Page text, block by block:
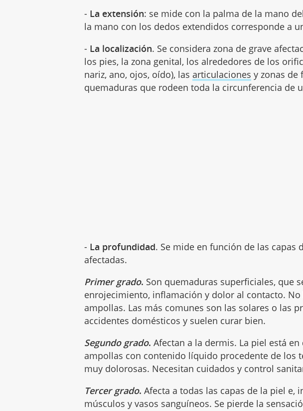
- La extensión: se mide con la palma de la mano
la mano con los dedos extendidos corresponde a
- La localización. Se considera zona de grave
los pies, la zona genital, los alrededores de los
nariz, ano, ojos, oído), las articulaciones y zonas de
quemaduras que rodeen toda la circunferencia de
- La profundidad. Se mide en función de las capas
afectadas.
Primer grado. Son quemaduras superficiales, que
enrojecimiento, inflamación y dolor al contacto.
ampollas. Las más comunes son las solares o las
accidentes domésticos y suelen curar bien.
Segundo grado. Afectan a la dermis. La piel está
ampollas con contenido líquido procedente de los
muy dolorosas. Necesitan cuidados y control
Tercer grado. Afecta a todas las capas de la piel e,
músculos y vasos sanguíneos. Se pierde la